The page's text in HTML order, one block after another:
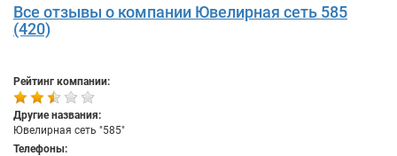
Все отзывы о компании Ювелирная сеть 585
(420)
Рейтинг компании:
Другие названия:
Ювелирная сеть "585"
Телефоны: